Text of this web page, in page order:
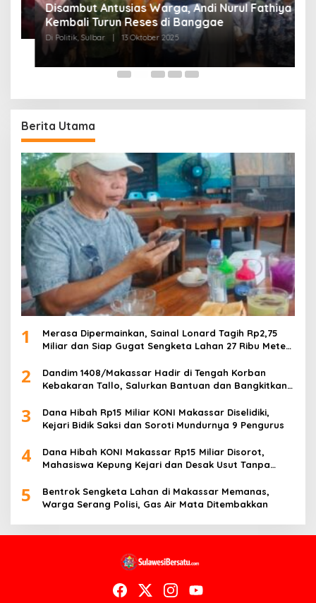
Disambut Antusias Warga, Andi Nurul Fathiya
Kembali Turun Reses di Banggae
Di Politik, Sulbar | 13 Oktober 2025
Berita Utama
1
Merasa Dipermainkan, Sainal Lonard Tagih Rp2,75
Miliar dan Siap Gugat Sengketa Lahan 27 Ribu Meter
2
Dandim 1408/Makassar Hadir di Tengah Korban
Kebakaran Tallo, Salurkan Bantuan dan Bangkitkan
3
Dana Hibah Rp15 Miliar KONI Makassar Diselidiki,
Kejari Bidik Saksi dan Soroti Mundurnya 9 Pengurus
4
Dana Hibah KONI Makassar Rp15 Miliar Disorot,
Mahasiswa Kepung Kejari dan Desak Usut Tanpa
5
Bentrok Sengketa Lahan di Makassar Memanas,
Warga Serang Polisi, Gas Air Mata Ditembakkan